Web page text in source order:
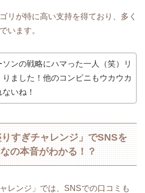
リが特に高い支持を得ており、多く
います。
ソンの戦略にハマった一人（笑）リ
りました！他のコンビニもウカウカ
いね！
すぎチャレンジ」でSNSを
の本音がわかる！？
レンジ」では、SNSでの口コミも